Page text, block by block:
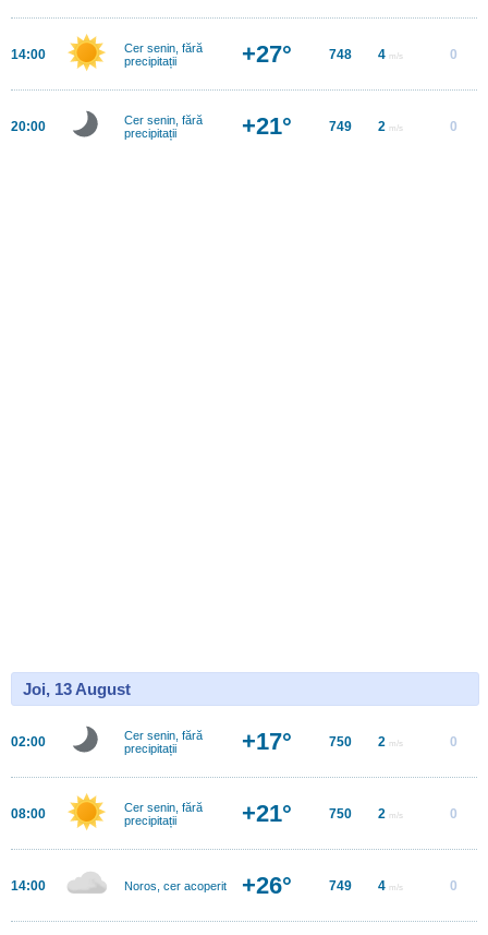
14:00
Cer senin, fără
precipitații
+27° 748 4 m/s 0
20:00
Cer senin, fără
precipitații
+21° 749 2 m/s 0
Joi, 13 August
02:00
Cer senin, fără
precipitații
+17° 750 2 m/s 0
08:00
Cer senin, fără
precipitații
+21° 750 2 m/s 0
14:00 Noros, cer acoperit +26° 749 4 m/s 0